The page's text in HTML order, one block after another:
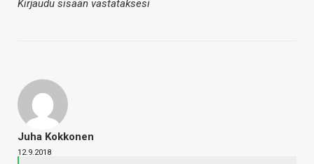
Kirjaudu sisään vastataksesi
Juha Kokkonen
12.9.2018